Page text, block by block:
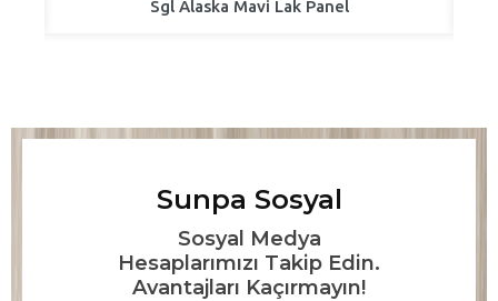
Sgl Alaska Mavi Lak Panel
Sunpa Sosyal
Sosyal Medya
Hesaplarımızı Takip Edin.
Avantajları Kaçırmayın!